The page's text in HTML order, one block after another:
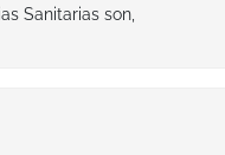
Sanitarias son,